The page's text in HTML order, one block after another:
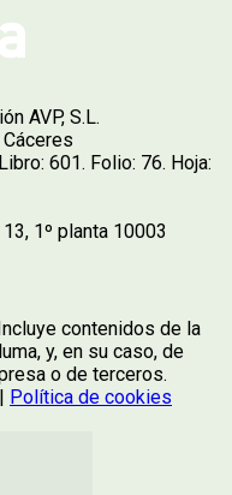
AVP, S.L.
601. Folio: 76. Hoja:
1º planta 10003
contenidos de la
y, en su caso, de
o de terceros.
| Política de cookies